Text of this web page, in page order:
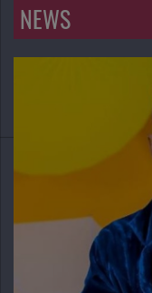
NEWS